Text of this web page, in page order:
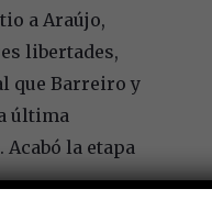
a Araújo,
libertades,
que Barreiro y
última
la etapa